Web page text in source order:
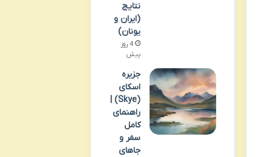
نتایج
(ایران و
یونان)
4 روز
پیش
جزیره
اسکای
(Skye) |
راهنمای
کامل
سفر و
جاهای